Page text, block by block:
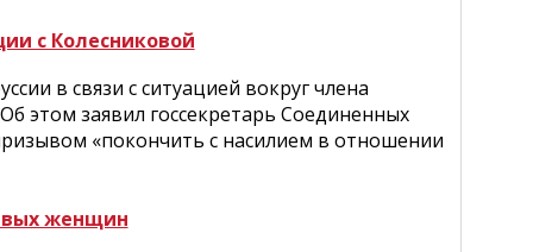
с Колесниковой
в связи с ситуацией вокруг члена
этом заявил госсекретарь Соединенных
«покончить с насилием в отношении
женщин